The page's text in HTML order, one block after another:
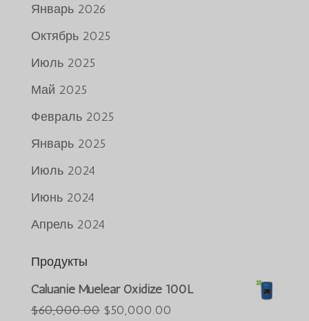
Январь 2026
Октябрь 2025
Июль 2025
Май 2025
Февраль 2025
Январь 2025
Июль 2024
Июнь 2024
Апрель 2024
Продукты
Caluanie Muelear Oxidize 100L
$60,000.00 Первоначальная
$50,000.00